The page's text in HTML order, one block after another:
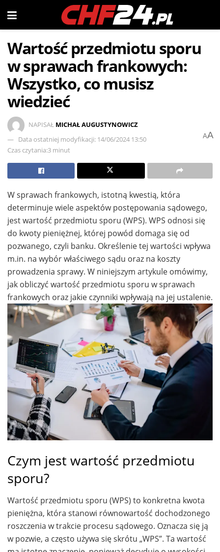
Wartość przedmiotu sporu
w sprawach frankowych:
Wszystko, co musisz
wiedzieć
NAPISAŁ MICHAŁ AUGUSTYNOWICZ
Data ostatniej modyfikacji: 14/06/2024 13:50
Czas czytania:3 minut
AA
W sprawach frankowych, istotną kwestią, która
determinuje wiele aspektów postępowania sądowego,
jest wartość przedmiotu sporu (WPS). WPS odnosi się
do kwoty pieniężnej, której powód domaga się od
pozwanego, czyli banku. Określenie tej wartości wpływa
m.in. na wybór właściwego sądu oraz na koszty
prowadzenia sprawy. W niniejszym artykule omówimy,
jak obliczyć wartość przedmiotu sporu w sprawach
frankowych oraz jakie czynniki wpływają na jej ustalenie.
Czym jest wartość przedmiotu
sporu?
Wartość przedmiotu sporu (WPS) to konkretna kwota
pieniężna, która stanowi równowartość dochodzonego
roszczenia w trakcie procesu sądowego. Oznacza się ją
w pozwie, a często używa się skrótu „WPS”. Ta wartość